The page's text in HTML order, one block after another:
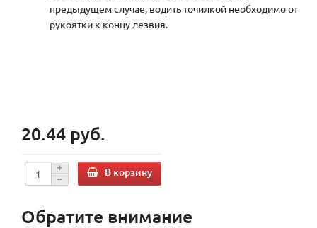
предыдущем случае, водить точилкой необходимо от
рукоятки к концу лезвия.
20.44 руб.
В корзину
Обратите внимание